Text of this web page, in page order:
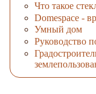
Что такое
Domespace -
Умный дом
Руководство